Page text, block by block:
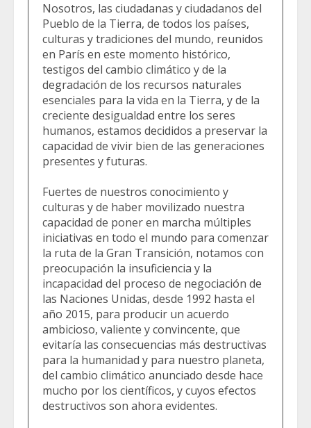
Nosotros, las ciudadanas y ciudadanos del
Pueblo de la Tierra, de todos los países,
culturas y tradiciones del mundo, reunidos
en París en este momento histórico,
testigos del cambio climático y de la
degradación de los recursos naturales
esenciales para la vida en la Tierra, y de la
creciente desigualdad entre los seres
humanos, estamos decididos a preservar la
capacidad de vivir bien de las generaciones
presentes y futuras.
Fuertes de nuestros conocimiento y
culturas y de haber movilizado nuestra
capacidad de poner en marcha múltiples
iniciativas en todo el mundo para comenzar
la ruta de la Gran Transición, notamos con
preocupación la insuficiencia y la
incapacidad del proceso de negociación de
las Naciones Unidas, desde 1992 hasta el
año 2015, para producir un acuerdo
ambicioso, valiente y convincente, que
evitaría las consecuencias más destructivas
para la humanidad y para nuestro planeta,
del cambio climático anunciado desde hace
mucho por los científicos, y cuyos efectos
destructivos son ahora evidentes.